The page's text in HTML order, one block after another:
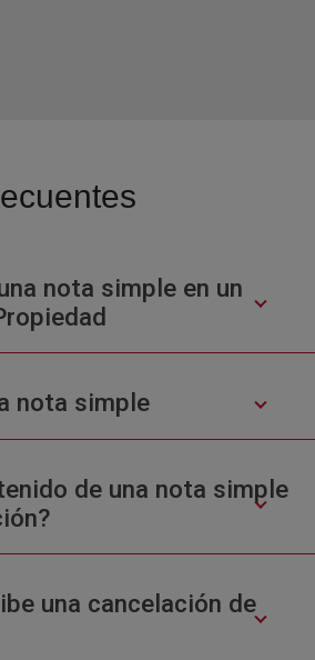
nota simple en un
nota simple
de una nota simple
una cancelación de